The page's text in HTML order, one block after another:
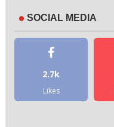
SOCIAL MEDIA
2.7k
Likes